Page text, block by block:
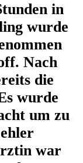
in
wurde
Nach
die
wurde
um zu
war